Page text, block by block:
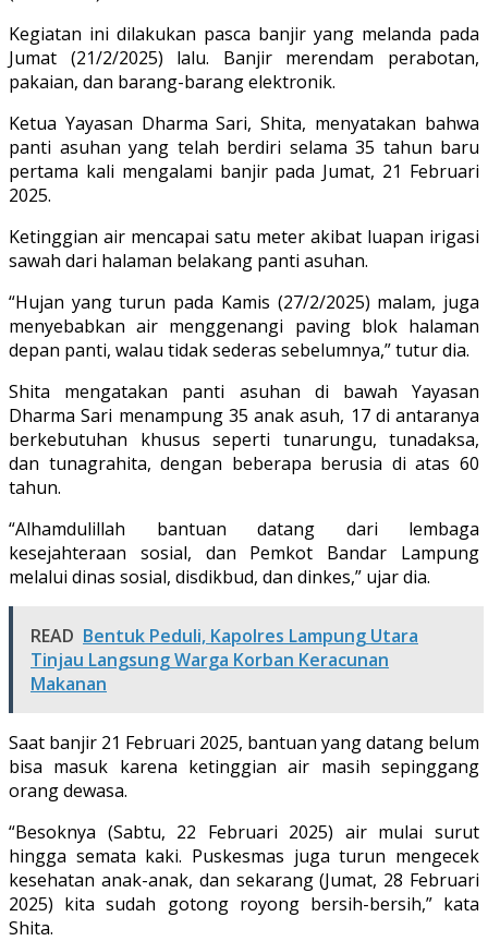
Kegiatan ini dilakukan pasca banjir yang melanda pada
Jumat (21/2/2025) lalu. Banjir merendam perabotan,
pakaian, dan barang-barang elektronik.
Ketua Yayasan Dharma Sari, Shita, menyatakan bahwa
panti asuhan yang telah berdiri selama 35 tahun baru
pertama kali mengalami banjir pada Jumat, 21 Februari
2025.
Ketinggian air mencapai satu meter akibat luapan irigasi
sawah dari halaman belakang panti asuhan.
“Hujan yang turun pada Kamis (27/2/2025) malam, juga
menyebabkan air menggenangi paving blok halaman
depan panti, walau tidak sederas sebelumnya,” tutur dia.
Shita mengatakan panti asuhan di bawah Yayasan
Dharma Sari menampung 35 anak asuh, 17 di antaranya
berkebutuhan khusus seperti tunarungu, tunadaksa,
dan tunagrahita, dengan beberapa berusia di atas 60
tahun.
“Alhamdulillah bantuan datang dari lembaga
kesejahteraan sosial, dan Pemkot Bandar Lampung
melalui dinas sosial, disdikbud, dan dinkes,” ujar dia.
READ Bentuk Peduli, Kapolres Lampung Utara
Tinjau Langsung Warga Korban Keracunan
Makanan
Saat banjir 21 Februari 2025, bantuan yang datang belum
bisa masuk karena ketinggian air masih sepinggang
orang dewasa.
“Besoknya (Sabtu, 22 Februari 2025) air mulai surut
hingga semata kaki. Puskesmas juga turun mengecek
kesehatan anak-anak, dan sekarang (Jumat, 28 Februari
2025) kita sudah gotong royong bersih-bersih,” kata
Shita.